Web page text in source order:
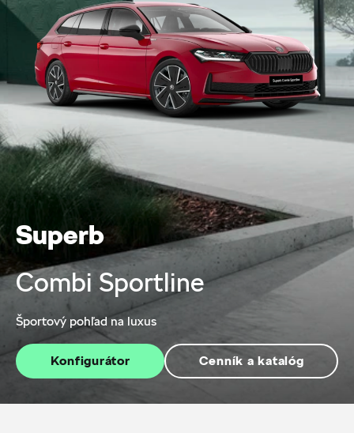
Superb
Combi Sportline
Športový pohľad na luxus
Konfigurátor Cenník a katalóg